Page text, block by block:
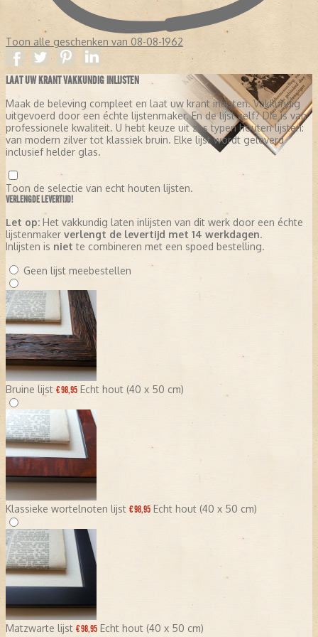
Op zaterdag 1 februari 1975 verscheen de laatste editie van De
Rotterdammer onder de eigen naam maar zonder nummer.
Toon alle geschenken van 08-08-1962
LAAT UW KRANT VAKKUNDIG INLIJSTEN
Maak de beleving compleet en laat uw krant inlijsten. Vakkundig
uitgevoerd door een échte lijstenmaker. En de lijst zelf? Die is van
professionele kwaliteit. U hebt keuze uit zes typen houten lijsten:
van modern zilver tot klassiek bruin. Elke lijst wordt geleverd
inclusief helder glas.
Toon de selectie van echt houten lijsten.
VERLENGDE LEVERTIJD!
Let op: Het vakkundig laten inlijsten van dit werk door een échte
lijstenmaker verlengt de levertijd met 14 werkdagen.
Inlijsten is niet te combineren met een spoed bestelling.
Geen lijst meebestellen
Bruine lijst € 98,95 Echt hout (40 x 50 cm)
Klassieke wortelnoten lijst € 98,95 Echt hout (40 x 50 cm)
Matzwarte lijst € 98,95 Echt hout (40 x 50 cm)